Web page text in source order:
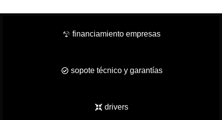
financiamiento empresas
sopote técnico y garantías
drivers